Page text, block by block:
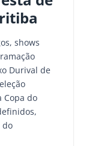
shows
Durival de
Copa do
do